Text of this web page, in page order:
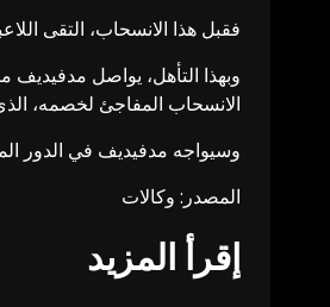
فقبل هذا الانسحاب، التقى اللاعبان 11 مرة، وقد تمكن مدفيديف من تحقيق ثمانية انتصارات في هذه المواجهات مقابل ثلاثة انتصارات
وبهذا التأهل، يواصل مدفيديف
الانسحاب المفاجئ لخصمه،
وسيواجه مدفيديف في الدور
المصدر: وكالات
إقرأ المزيد